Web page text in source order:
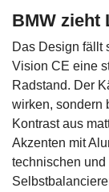
BMW zieht
Das Design fällt
Vision CE eine
Radstand. Der
wirken, sondern
Kontrast aus
Akzenten mit
technischen